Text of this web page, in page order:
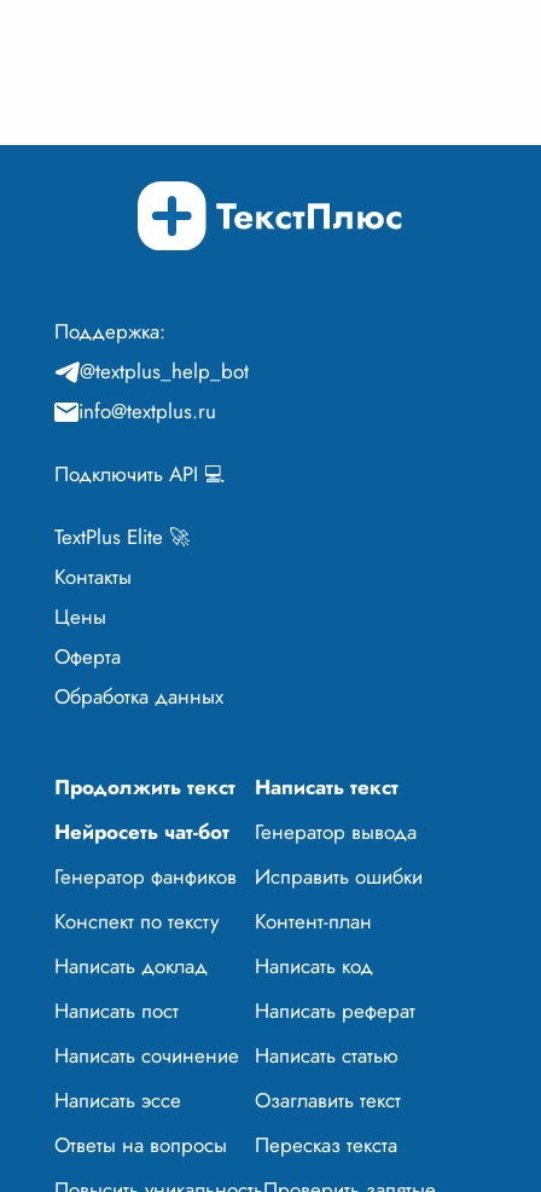
Поддержка:
@textplus_help_bot
info@textplus.ru
Подключить API 💻
TextPlus Elite 🚀
Контакты
Цены
Оферта
Обработка данных
Продолжить текст
Написать текст
Нейросеть чат-бот
Генератор вывода
Генератор фанфиков
Исправить ошибки
Конспект по тексту
Контент-план
Написать доклад
Написать код
Написать пост
Написать реферат
Написать сочинение Написать статью
Написать эссе
Озаглавить текст
Ответы на вопросы
Пересказ текста